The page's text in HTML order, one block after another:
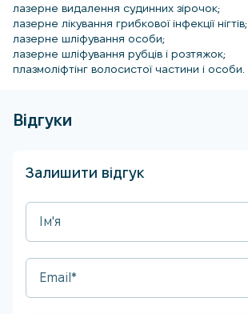
лазерне видалення судинних зірочок;
лазерне лікування грибкової інфекції нігтів;
лазерне шліфування особи;
лазерне шліфування рубців і розтяжок;
плазмоліфтінг волосистої частини і особи.
Відгуки
Залишити відгук